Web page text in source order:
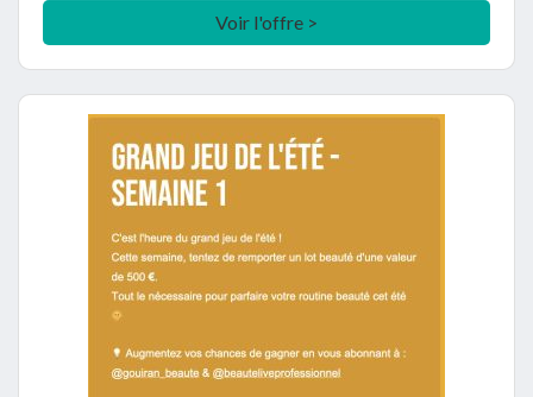
Voir l'offre >